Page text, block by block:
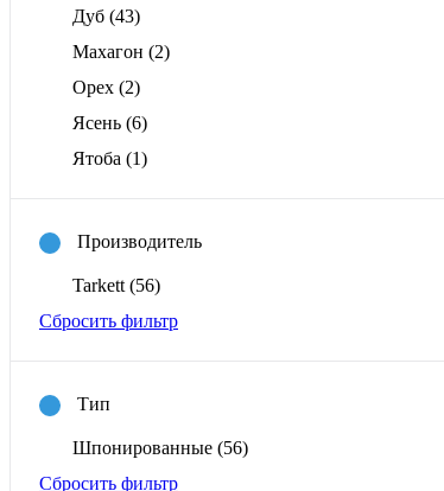
Дуб (43)
Махагон (2)
Орех (2)
Ясень (6)
Ятоба (1)
Производитель
Tarkett (56)
Сбросить фильтр
Тип
Шпонированные (56)
Сбросить фильтр